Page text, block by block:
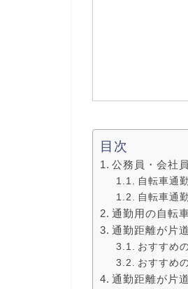
目次
公務員・会社
自転車通
自転車通
通勤用の自転
通勤距離が片
おすすめ
おすすめ
通勤距離が片